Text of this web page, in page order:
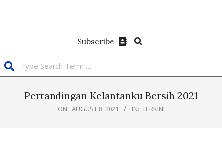
Subscribe
Pertandingan Kelantanku Bersih 2021
ON: AUGUST 8, 2021 IN: TERKINI